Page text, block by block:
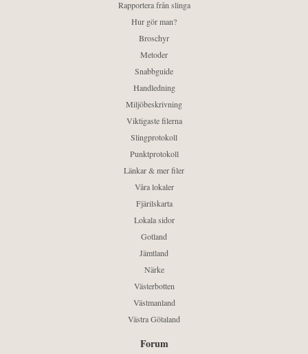
Rapportera från slinga
Hur gör man?
Broschyr
Metoder
Snabbguide
Handledning
Miljöbeskrivning
Viktigaste filerna
Slingprotokoll
Punktprotokoll
Länkar & mer filer
Våra lokaler
Fjärilskarta
Lokala sidor
Gotland
Jämtland
Närke
Västerbotten
Västmanland
Västra Götaland
Forum